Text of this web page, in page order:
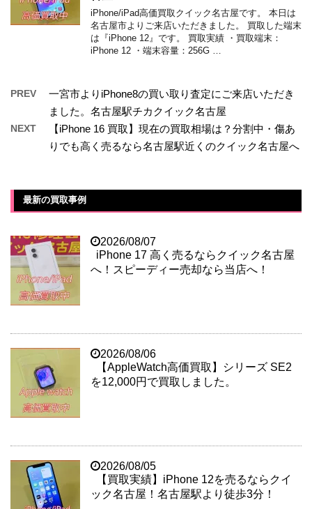
iPhone/iPad高価買取クイック名古屋です。 本日は
名古屋市よりご来店いただきました。 買取した端末
は『iPhone 12』です。 買取実績 ・買取端末：
iPhone 12 ・端末容量：256G …
PREV
一宮市よりiPhone8の買い取り査定にご来店いただき
ました。名古屋駅チカクイック名古屋
NEXT
【iPhone 16 買取】現在の買取相場は？分割中・傷あ
りでも高く売るなら名古屋駅近くのクイック名古屋へ
最新の買取事例
2026/08/07
iPhone 17 高く売るならクイック名古屋
へ！スピーディー売却なら当店へ！
2026/08/06
【AppleWatch高価買取】シリーズ SE2
を12,000円で買取しました。
2026/08/05
【買取実績】iPhone 12を売るならクイ
ック名古屋！名古屋駅より徒歩3分！